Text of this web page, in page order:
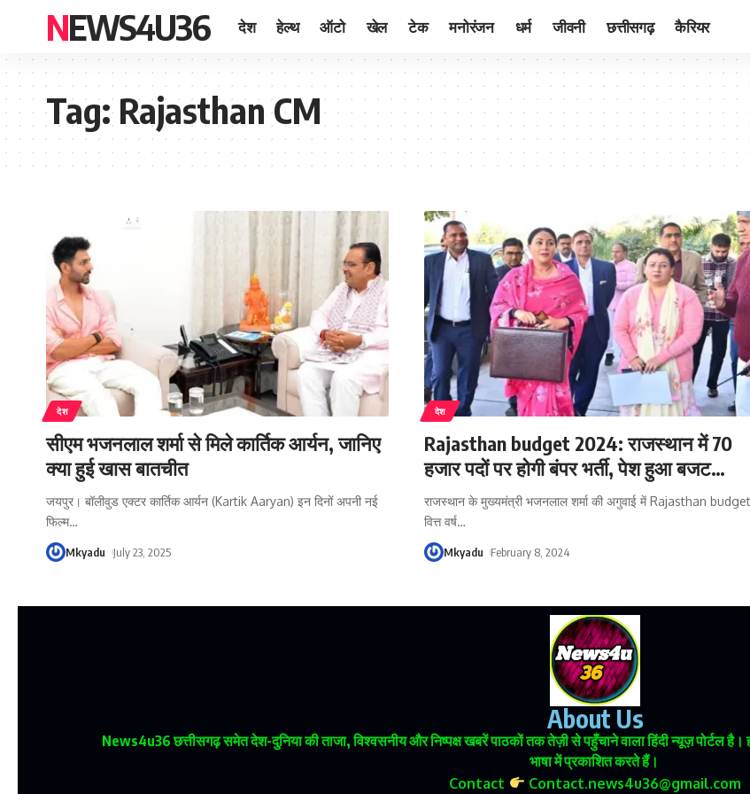
NEWS4U36 देश हेल्थ ऑटो खेल टेक मनोरंजन धर्म जीवनी छत्तीसगढ़ कैरियर
Tag:Rajasthan CM
देश
सीएम भजनलाल शर्मा से मिले कार्तिक आर्यन, जानिए
क्या हुई खास बातचीत
जयपुर। बॉलीवुड एक्टर कार्तिक आर्यन (Kartik Aaryan) इन दिनों अपनी नई
फिल्म…
Mkyadu July 23, 2025
देश
Rajasthan budget 2024: राजस्थान में 70
हजार पदों पर होगी बंपर भर्ती, पेश हुआ बजट…
राजस्थान के मुख्यमंत्री भजनलाल शर्मा की अगुवाई में Rajasthan budget
वित्त वर्ष…
Mkyadu February 8, 2024
About Us
News4u36छत्तीसगढ़ समेत देश-दुनिया की ताजा, विश्वसनीय और निष्पक्ष खबरें पाठकों तक तेज़ी से पहुँचाने वाला हिंदी न्यूज़ पोर्टल
भाषा में प्रकाशित करते हैं।
Contact
Contact.news4u36@gmail.com